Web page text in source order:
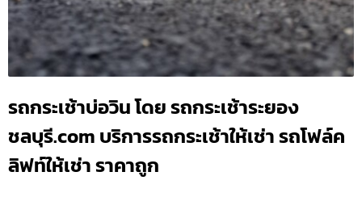
รถกระเช้าบ่อวิน โดย รถกระเช้าระยอง
ชลบุรี.com บริการรถกระเช้าให้เช่า รถโฟล์ค
ลิฟท์ให้เช่า ราคาถูก